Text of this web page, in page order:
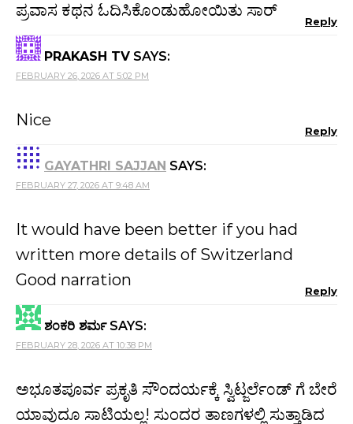
ಪ್ರವಾಸ ಕಥನ ಓದಿಸಿಕೊಂಡುಹೋಯಿತು ಸಾರ್
Reply
PRAKASH TV SAYS:
FEBRUARY 26, 2026 AT 5:02 PM
Nice
Reply
GAYATHRI SAJJAN SAYS:
FEBRUARY 27, 2026 AT 9:48 AM
It would have been better if you had
written more details of Switzerland
Good narration
Reply
ಶಂಕರಿ ಶರ್ಮ SAYS:
FEBRUARY 28, 2026 AT 10:38 PM
ಅಭೂತಪೂರ್ವ ಪ್ರಕೃತಿ ಸೌಂದರ್ಯಕ್ಕೆ ಸ್ವಿಟ್ಜರ್ಲೆ೦ಡ್ ಗೆ ಬೇರೆ
ಯಾವುದೂ ಸಾಟಿಯಲ್ಲ! ಸುಂದರ ತಾಣಗಳಲ್ಲಿ ಸುತ್ತಾಡಿದ